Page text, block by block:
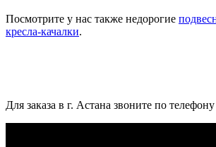
Посмотрите у нас также недорогие
кресла-качалки.
Для заказа в г. Астана звоните по